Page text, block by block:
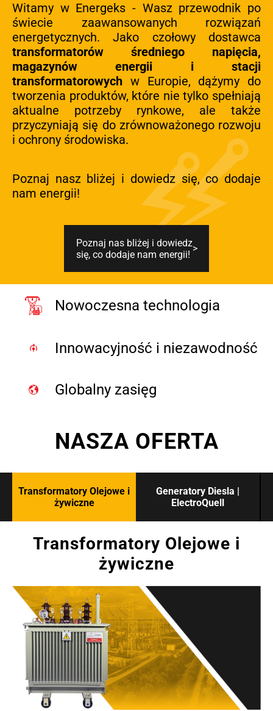
Witamy w Energeks - Wasz przewodnik po
świecie zaawansowanych rozwiązań
energetycznych. Jako czołowy dostawca
transformatorów średniego napięcia,
magazynów energii i stacji
transformatorowych w Europie, dążymy do
tworzenia produktów, które nie tylko spełniają
aktualne potrzeby rynkowe, ale także
przyczyniają się do zrównoważonego rozwoju
i ochrony środowiska.
Poznaj nasz bliżej i dowiedz się, co dodaje
nam energii!
Poznaj nas bliżej i dowiedz
się, co dodaje nam energii!
Nowoczesna technologia
Innowacyjność i niezawodność
Globalny zasięg
NASZA OFERTA
Transformatory Olejowe i
żywiczne
Generatory Diesla |
ElectroQuell
Transformatory Olejowe i
żywiczne